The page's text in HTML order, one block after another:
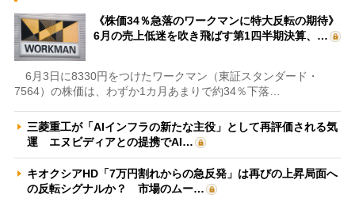
《株価34％急落のワークマンに特大反転の期待》
6月の売上低迷を吹き飛ばす第1四半期決算、…
6月3日に8330円をつけたワークマン（東証スタンダード・
7564）の株価は、わずか1カ月あまりで約34％下落…
三菱重工が「AIインフラの新たな主役」として再評価される気
運 エヌビディアとの提携でAI…
キオクシアHD「7万円割れからの急反発」は再びの上昇局面へ
の反転シグナルか？ 市場のムー…